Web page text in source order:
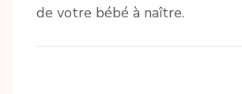
de votre bébé à naître.